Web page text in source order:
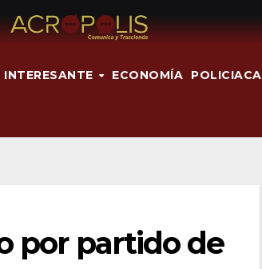
INTERESANTE ECONOMÍA POLICIACA
por partido de